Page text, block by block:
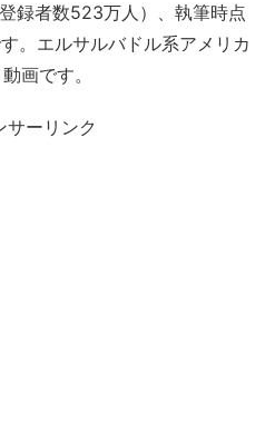
録者数523万人）、執筆時点
。エルサルバドル系アメリカ
画です。
サーリンク